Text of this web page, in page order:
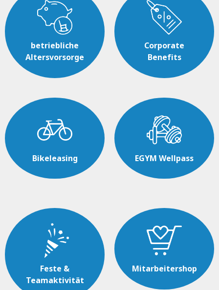
betriebliche
Altersvorsorge
Bikeleasing
Corporate
Benefits
EGYM Wellpass
Feste &
Teamaktivität
Mitarbeitershop